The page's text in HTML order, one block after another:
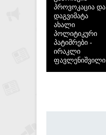
პროვოკაცია და
დაგვიმატა
ახალი
პოლიტიკური
პატიმრები -
ირაკლი
ფავლენიშვილი